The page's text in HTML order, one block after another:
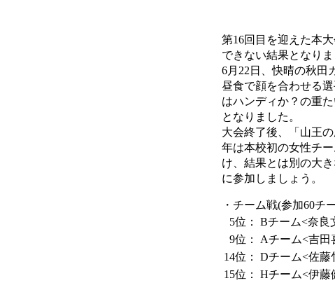
第16回目を迎えた本
できない結果となり
6月22日、快晴の秋田
昼食で顔を合わせる
はハンディか？の重
となりました。
大会終了後、「山王
年は本校初の女性チ
け、結果とは別の大
に参加しましょう。
・チーム戦(参加60チ
5位：
Bチーム<奈良
9位：
Aチーム<吉田
14位：
Dチーム<佐藤
15位：
Hチーム<伊藤